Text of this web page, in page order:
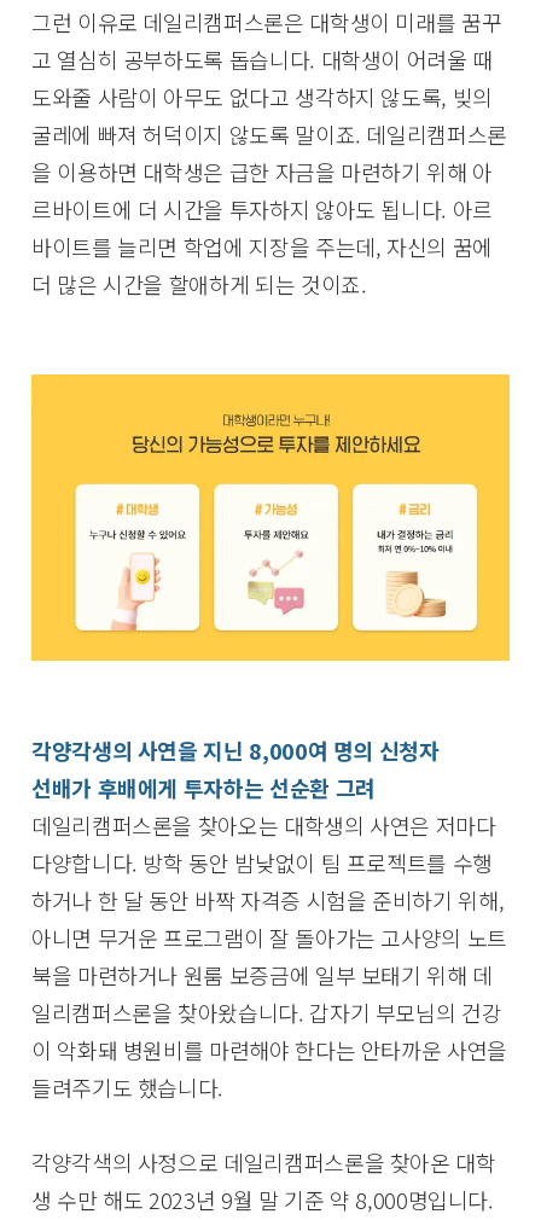
그런 이유로 데일리캠퍼스론은 대학생이 미래를 꿈꾸
고 열심히 공부하도록 돕습니다. 대학생이 어려울 때
도와줄 사람이 아무도 없다고 생각하지 않도록, 빚의
굴레에 빠져 허덕이지 않도록 말이죠. 데일리캠퍼스론
을 이용하면 대학생은 급한 자금을 마련하기 위해 아
르바이트에 더 시간을 투자하지 않아도 됩니다. 아르
바이트를 늘리면 학업에 지장을 주는데, 자신의 꿈에
더 많은 시간을 할애하게 되는 것이죠.
각양각생의 사연을 지닌 8,000여 명의 신청자
선배가 후배에게 투자하는 선순환 그려
데일리캠퍼스론을 찾아오는 대학생의 사연은 저마다
다양합니다. 방학 동안 밤낮없이 팀 프로젝트를 수행
하거나 한 달 동안 바짝 자격증 시험을 준비하기 위해,
아니면 무거운 프로그램이 잘 돌아가는 고사양의 노트
북을 마련하거나 원룸 보증금에 일부 보태기 위해 데
일리캠퍼스론을 찾아왔습니다. 갑자기 부모님의 건강
이 악화돼 병원비를 마련해야 한다는 안타까운 사연을
들려주기도 했습니다.
각양각색의 사정으로 데일리캠퍼스론을 찾아온 대학
생 수만 해도 2023년 9월 말 기준 약 8,000명입니다.